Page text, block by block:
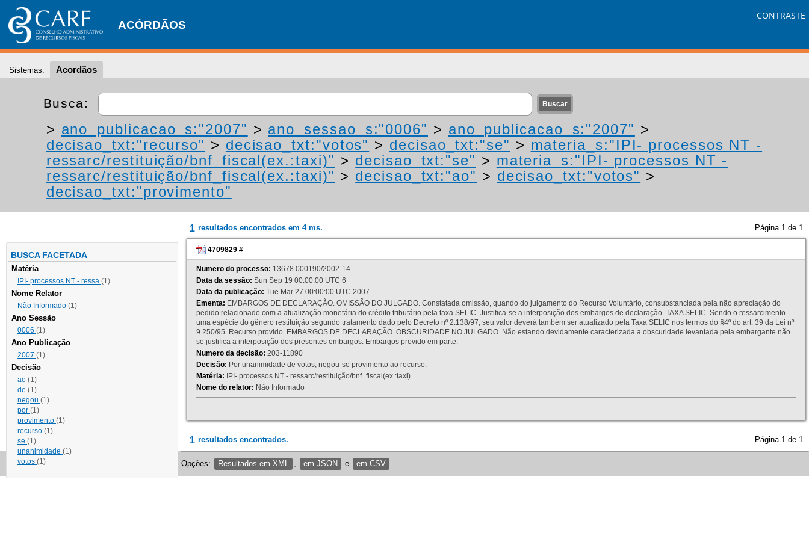
ACÓRDÃOS
CONTRASTE
Sistemas: Acordãos
Busca:
> ano_publicacao_s:"2007" > ano_sessao_s:"0006" > ano_publicacao_s:"2007" >
decisao_txt:"recurso" > decisao_txt:"votos" > decisao_txt:"se" > materia_s:"IPI- processos NT -
ressarc/restituição/bnf_fiscal(ex.:taxi)" > decisao_txt:"se" > materia_s:"IPI- processos NT -
ressarc/restituição/bnf_fiscal(ex.:taxi)" > decisao_txt:"ao" > decisao_txt:"votos" >
decisao_txt:"provimento"
BUSCA FACETADA
Matéria
IPI- processos NT - ressa (1)
Nome Relator
Não Informado (1)
Ano Sessão
0006 (1)
Ano Publicação
2007 (1)
Decisão
ao (1)
de (1)
negou (1)
por (1)
provimento (1)
recurso (1)
se (1)
unanimidade (1)
votos (1)
1 resultados encontrados em 4 ms. Página 1 de 1
4709829 #
Numero do processo: 13678.000190/2002-14
Data da sessão: Sun Sep 19 00:00:00 UTC 6
Data da publicação: Tue Mar 27 00:00:00 UTC 2007
Ementa: EMBARGOS DE DECLARAÇÃO. OMISSÃO DO JULGADO. Constatada omissão, quando do julgamento do Recurso Voluntário, consubstanciada pela não apreciação do
pedido relacionado com a atualização monetária do crédito tributário pela taxa SELIC. Justifica-se a interposição dos embargos de declaração. TAXA SELIC. Sendo o ressarcimento
uma espécie do gênero restituição segundo tratamento dado pelo Decreto nº 2.138/97, seu valor deverá também ser atualizado pela Taxa SELIC nos termos do §4º do art. 39 da Lei nº
9.250/95. Recurso provido. EMBARGOS DE DECLARAÇÃO. OBSCURIDADE NO JULGADO. Não estando devidamente caracterizada a obscuridade levantada pela embargante não
se justifica a interposição dos presentes embargos. Embargos provido em parte.
Numero da decisão: 203-11890
Decisão: Por unanimidade de votos, negou-se provimento ao recurso.
Matéria: IPI- processos NT - ressarc/restituição/bnf_fiscal(ex.:taxi)
Nome do relator: Não Informado
1 resultados encontrados. Página 1 de 1
Opções: Resultados em XML em JSON e em CSV